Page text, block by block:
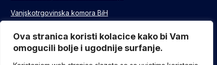
Ova stranica koristi kolacice kako bi Vam
omogucili bolje i ugodnije surfanje.
Vanjskotrgovinska komora BiH
FUZIP Sarajevo